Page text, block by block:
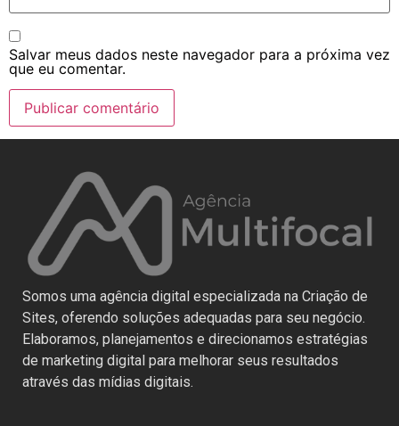
Salvar meus dados neste navegador para a próxima vez
que eu comentar.
Somos uma agência digital especializada na Criação de
Sites, oferendo soluções adequadas para seu negócio.
Elaboramos, planejamentos e direcionamos estratégias
de marketing digital para melhorar seus resultados
através das mídias digitais.